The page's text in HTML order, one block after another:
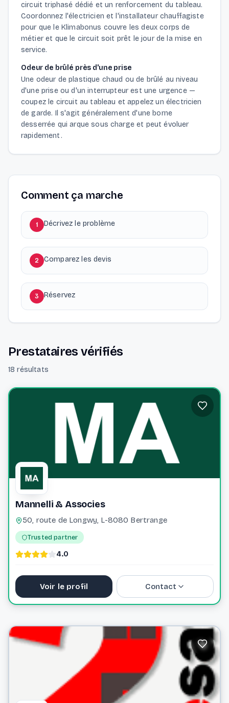
circuit triphasé dédié et un renforcement du tableau.
Coordonnez l'électricien et l'installateur chauffagiste
pour que le Klimabonus couvre les deux corps de
métier et que le circuit soit prêt le jour de la mise en
service.
Odeur de brûlé près d'une prise
Une odeur de plastique chaud ou de brûlé au niveau
d'une prise ou d'un interrupteur est une urgence —
coupez le circuit au tableau et appelez un électricien
de garde. Il s'agit généralement d'une borne
desserrée qui arque sous charge et peut évoluer
rapidement.
Comment ça marche
1 Décrivez le problème
2 Comparez les devis
3 Réservez
Prestataires vérifiés
18 résultats
Mannelli & Associes
50, route de Longwy, L-8080 Bertrange
Trusted partner
4.0
Voir le profil Contact
info@mannelli.lu